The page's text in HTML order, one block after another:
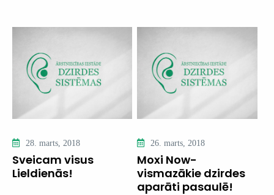
28. marts, 2018
Sveicam visus
Lieldienās!
26. marts, 2018
Moxi Now-
vismazākie dzirdes
aparāti pasaulē!